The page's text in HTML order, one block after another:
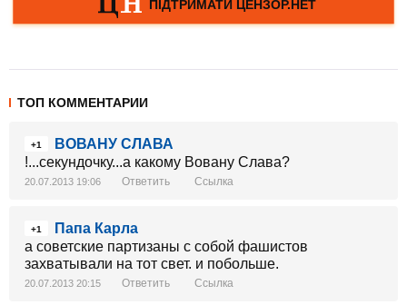
ТОП КОММЕНТАРИИ
+1
ВОВАНУ СЛАВА
!...секундочку...а какому Вовану Слава?
20.07.2013 19:06 Ответить Ссылка
+1
Папа Карла
а советские партизаны с собой фашистов
захватывали на тот свет. и побольше.
20.07.2013 20:15 Ответить Ссылка